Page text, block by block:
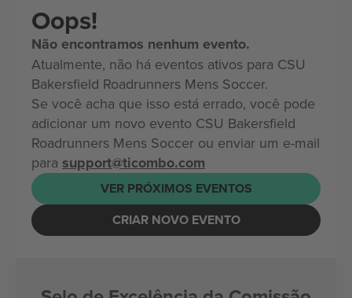
Oops!
Não encontramos nenhum evento.
Atualmente, não há eventos ativos para CSU
Bakersfield Roadrunners Mens Soccer.
Se você acha que isso está errado, você pode
adicionar um novo evento CSU Bakersfield
Roadrunners Mens Soccer ou enviar um e-mail
para support@ticombo.com
VER PRÓXIMOS EVENTOS
CRIAR NOVO EVENTO